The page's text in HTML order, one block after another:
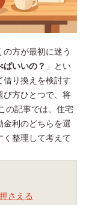
方が最初に迷う
ばいいの？ 」とい
借り換えを検討す
び方ひとつで、将
の記事では、住宅
金利のどちらを選
く整理して考えて
さえる